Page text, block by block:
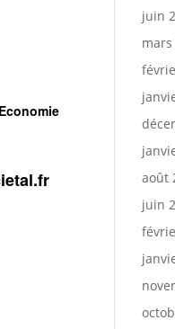
juin
mars
août
juin